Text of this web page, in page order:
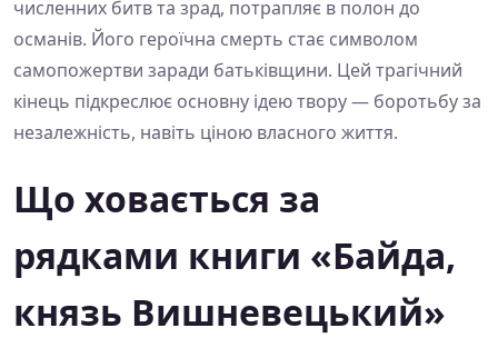
численних битв та зрад, потрапляє в полон до
османів. Його героїчна смерть стає символом
самопожертви заради батьківщини. Цей трагічний
кінець підкреслює основну ідею твору — боротьбу за
незалежність, навіть ціною власного життя.
Що ховається за
рядками книги «Байда,
князь Вишневецький»